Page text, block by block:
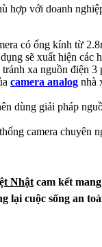
hợp với doanh
có ống kính từ
sẽ xuất hiện
xa nguồn điện 3
camera analog nhà
dùng giải pháp
camera chuyên
Nhật cam kết
lại cuộc sống an